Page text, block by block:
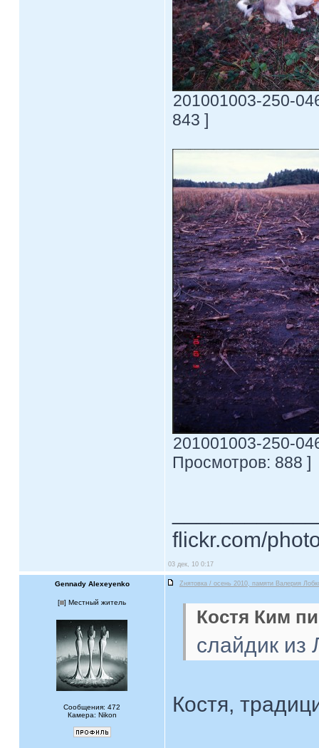
201001003-250-
843 ]
201001003-250-
Просмотров: 888 ]
flickr.com/
03 дек, 10 0:17
Gennady Alexeyenko Zнятовка / осень 2010, памяти Валерия
[ ] Местный житель
Сообщения: 472
Камера: Nikon
Костя Ким
слайдик из
Костя,